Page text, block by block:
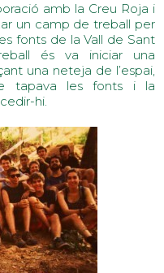
amb la Creu Roja i
un camp de treball per
fonts de la Vall de Sant
és va iniciar una
una neteja de l’espai,
tapava les fonts i la
hi.